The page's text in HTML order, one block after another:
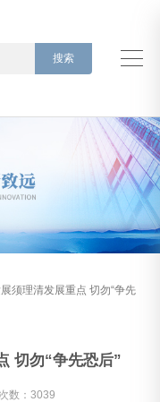
须理清发展重点 切勿“争先
切勿“争先恐后”
数：3039